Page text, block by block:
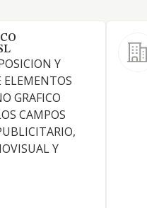
Y
ELEMENTOS
GRAFICO
CAMPOS
Y